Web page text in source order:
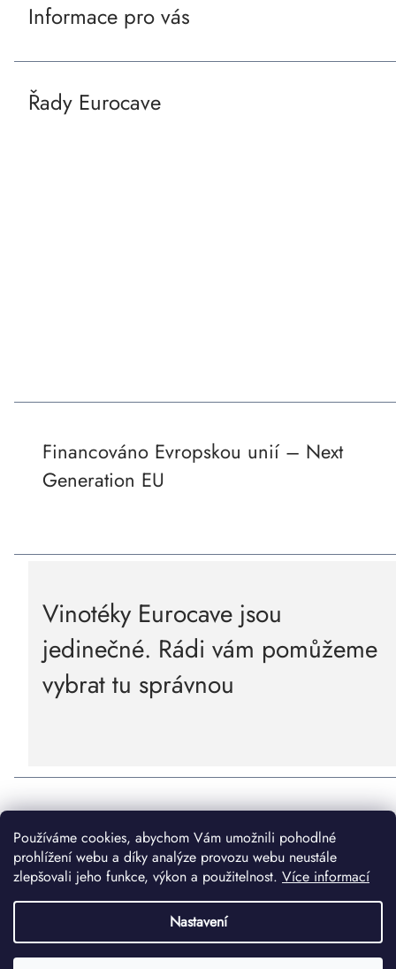
Používáme cookies, abychom Vám umožnili pohodlné
prohlížení webu a díky analýze provozu webu neustále
zlepšovali jeho funkce, výkon a použitelnost. Více informací
Nastavení
Informace pro vás
Řady Eurocave
Financováno Evropskou unií – Next
Generation EU
Vinotéky Eurocave jsou
jedinečné. Rádi vám pomůžeme
vybrat tu správnou
Aktivní vinné sklepy Vinotéky Eurocave - hlavní strana
Obchodní podmínky Podmínky ochrany osobních údajů
Copyright 2026Vinotéky Eurocave. Všechna práva vyhrazena.Upravit nastavení